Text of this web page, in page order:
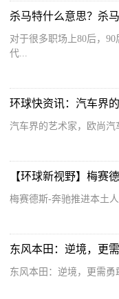
杀马特什么意思？杀
对于很多职场上80后，
代...
汽车界的艺术家，欧尚汽
梅赛德斯-奔驰推进本土
东风本田：逆境，更
东风本田：逆境，更需勇